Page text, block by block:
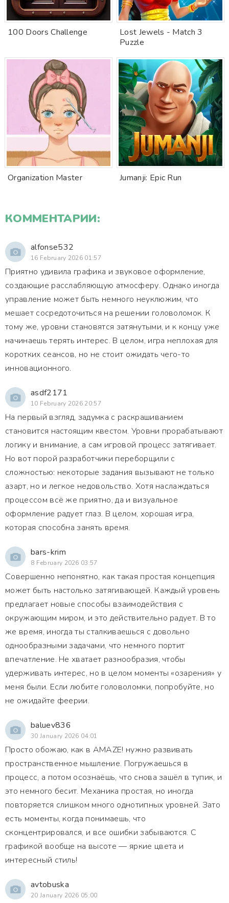
100 Doors Challenge
Lost Jewels - Match 3
Puzzle
Organization Master Jumanji: Epic Run
КОММЕНТАРИИ:
alfonse532
16 February 2026 01:57
Приятно удивила графика и звуковое оформление,
создающие расслабляющую атмосферу. Однако иногда
управление может быть немного неуклюжим, что
мешает сосредоточиться на решении головоломок. К
тому же, уровни становятся затянутыми, и к концу уже
начинаешь терять интерес. В целом, игра неплохая для
коротких сеансов, но не стоит ожидать чего-то
инновационного.
asdf2171
10 February 2026 20:57
На первый взгляд, задумка с раскрашиванием
становится настоящим квестом. Уровни прорабатывают
логику и внимание, а сам игровой процесс затягивает.
Но вот порой разработчики переборщили с
сложностью: некоторые задания вызывают не только
азарт, но и легкое недовольство. Хотя наслаждаться
процессом всё же приятно, да и визуальное
оформление радует глаз. В целом, хорошая игра,
которая способна занять время.
bars-krim
8 February 2026 03:57
Совершенно непонятно, как такая простая концепция
может быть настолько затягивающей. Каждый уровень
предлагает новые способы взаимодействия с
окружающим миром, и это действительно радует. В то
же время, иногда ты сталкиваешься с довольно
однообразными задачами, что немного портит
впечатление. Не хватает разнообразия, чтобы
удерживать интерес, но в целом моменты «озарения» у
меня были. Если любите головоломки, попробуйте, но
не ожидайте феерии.
baluev836
30 January 2026 04:01
Просто обожаю, как в AMAZE! нужно развивать
пространственное мышление. Погружаешься в
процесс, а потом осознаёшь, что снова зашёл в тупик, и
это немного бесит. Механика простая, но иногда
повторяется слишком много однотипных уровней. Зато
есть моменты, когда понимаешь, что
сконцентрировался, и все ошибки забываются. С
графикой вообще на высоте — яркие цвета и
интересный стиль!
avtobuska
20 January 2026 05:00